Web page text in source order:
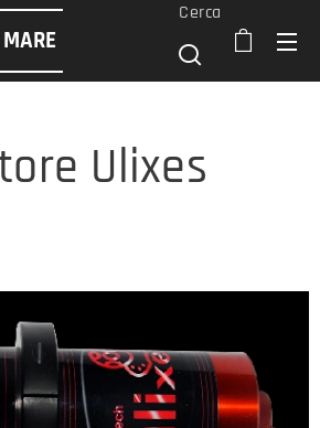
MARE
Cerca
Ulixes